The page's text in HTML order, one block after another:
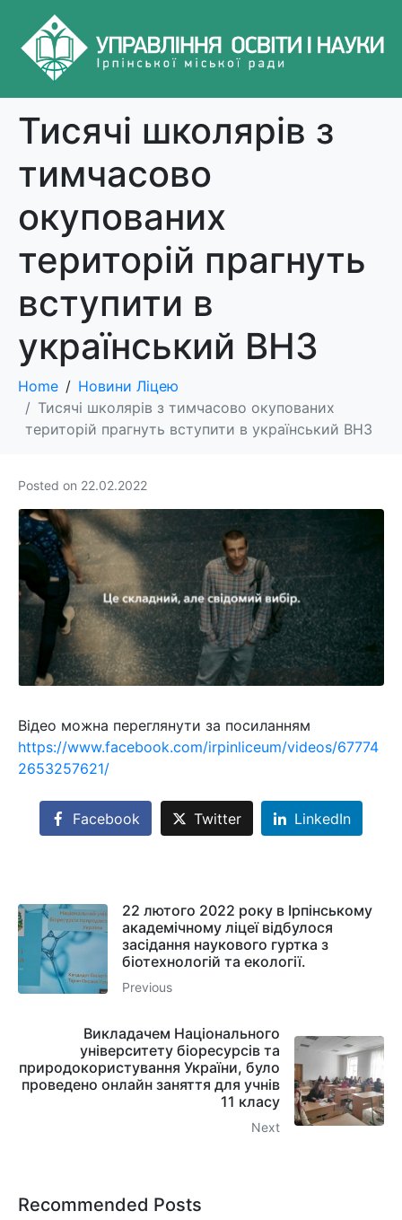
Тисячі школярів з
тимчасово
окупованих
територій прагнуть
вступити в
український ВНЗ
Home
Новини Ліцею
Тисячі школярів з тимчасово окупованих
територій прагнуть вступити в український ВНЗ
Posted on 22.02.2022
Відео можна переглянути за посиланням
https://www.facebook.com/irpinliceum/videos/67774
2653257621/
Facebook Twitter LinkedIn
22 лютого 2022 року в Ірпінському
академічному ліцеї відбулося
засідання наукового гуртка з
біотехнологій та екології.
Previous
Викладачем Національного
університету біоресурсів та
природокористування України, було
проведено онлайн заняття для учнів
11 класу
Next
Recommended Posts